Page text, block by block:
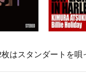
枚はスタンダートを